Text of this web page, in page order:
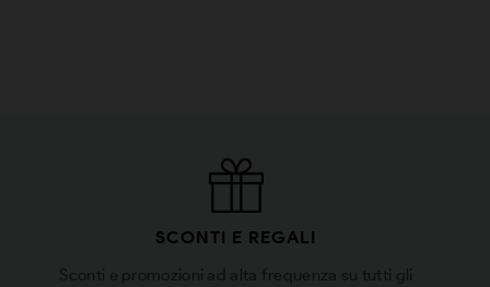
SCONTI E REGALI
Sconti e promozioni ad alta frequenza su tutti gli